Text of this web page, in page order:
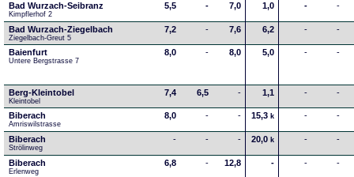
Bad Wurzach-Seibranz
Kimpflerhof 2
5,5 - 7,0 1,0 - -
Bad Wurzach-Ziegelbach
Ziegelbach-Greut 5
7,2 - 7,6 6,2 - -
Baienfurt
Untere Bergstrasse 7
8,0 - 8,0 5,0 - -
Berg-Kleintobel
Kleintobel
7,4 6,5 - 1,1 - -
Biberach
Amriswilstrasse
8,0 - - 15,3 k - -
Biberach
Strölinweg
- - - 20,0 k - -
Biberach
Erlenweg
6,8 - 12,8 - - -